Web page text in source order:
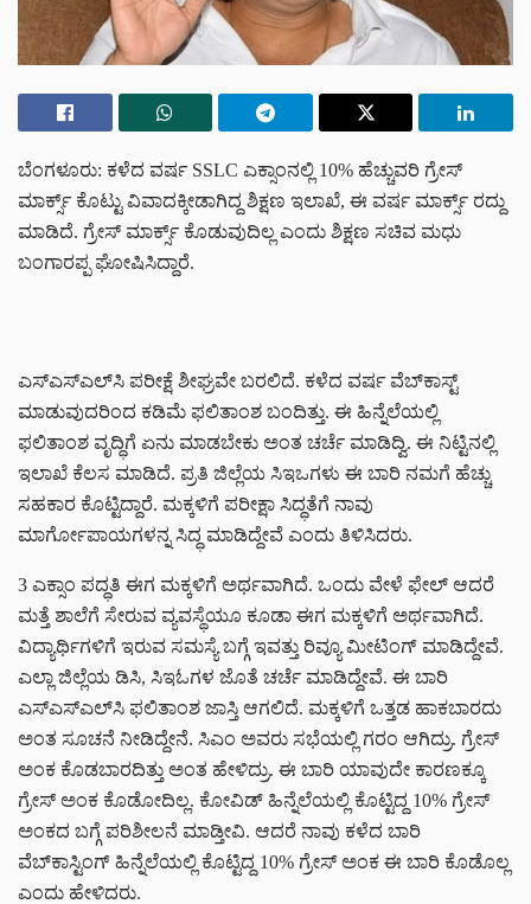
ಬೆಂಗಳೂರು: ಕಳೆದ ವರ್ಷ SSLC ಎಕ್ಸಾಂನಲ್ಲಿ 10% ಹೆಚ್ಚುವರಿ ಗ್ರೇಸ್
ಮಾರ್ಕ್ಸ್ ಕೊಟ್ಟು ವಿವಾದಕ್ಕೀಡಾಗಿದ್ದ ಶಿಕ್ಷಣ ಇಲಾಖೆ, ಈ ವರ್ಷ ಮಾರ್ಕ್ಸ್ ರದ್ದು
ಮಾಡಿದೆ. ಗ್ರೇಸ್ ಮಾರ್ಕ್ಸ್ ಕೊಡುವುದಿಲ್ಲ ಎಂದು ಶಿಕ್ಷಣ ಸಚಿವ ಮಧು
ಬಂಗಾರಪ್ಪ ಘೋಷಿಸಿದ್ದಾರೆ.
ಎಸ್‌ಎಸ್‌ಎಲ್‌ಸಿ ಪರೀಕ್ಷೆ ಶೀಘ್ರವೇ ಬರಲಿದೆ. ಕಳೆದ ವರ್ಷ ವೆಬ್‌ಕಾಸ್ಟ್
ಮಾಡುವುದರಿಂದ ಕಡಿಮೆ ಫಲಿತಾಂಶ ಬಂದಿತ್ತು. ಈ ಹಿನ್ನೆಲೆಯಲ್ಲಿ
ಫಲಿತಾಂಶ ವೃದ್ಧಿಗೆ ಏನು ಮಾಡಬೇಕು ಅಂತ ಚರ್ಚೆ ಮಾಡಿದ್ವಿ. ಈ ನಿಟ್ಟಿನಲ್ಲಿ
ಇಲಾಖೆ ಕೆಲಸ ಮಾಡಿದೆ. ಪ್ರತಿ ಜಿಲ್ಲೆಯ ಸಿಇಒಗಳು ಈ ಬಾರಿ ನಮಗೆ ಹೆಚ್ಚು
ಸಹಕಾರ ಕೊಟ್ಟಿದ್ದಾರೆ. ಮಕ್ಕಳಿಗೆ ಪರೀಕ್ಷಾ ಸಿದ್ಧತೆಗೆ ನಾವು
ಮಾರ್ಗೋಪಾಯಗಳನ್ನ ಸಿದ್ಧ ಮಾಡಿದ್ದೇವೆ ಎಂದು ತಿಳಿಸಿದರು.
3 ಎಕ್ಸಾಂ ಪದ್ಧತಿ ಈಗ ಮಕ್ಕಳಿಗೆ ಅರ್ಥವಾಗಿದೆ. ಒಂದು ವೇಳೆ ಫೇಲ್ ಆದರೆ
ಮತ್ತೆ ಶಾಲೆಗೆ ಸೇರುವ ವ್ಯವಸ್ಥೆಯೂ ಕೂಡಾ ಈಗ ಮಕ್ಕಳಿಗೆ ಅರ್ಥವಾಗಿದೆ.
ವಿದ್ಯಾರ್ಥಿಗಳಿಗೆ ಇರುವ ಸಮಸ್ಯೆ ಬಗ್ಗೆ ಇವತ್ತು ರಿವ್ಯೂ ಮೀಟಿಂಗ್ ಮಾಡಿದ್ದೇವೆ.
ಎಲ್ಲಾ ಜಿಲ್ಲೆಯ ಡಿಸಿ, ಸಿಇಓಗಳ ಜೊತೆ ಚರ್ಚೆ ಮಾಡಿದ್ದೇವೆ. ಈ ಬಾರಿ
ಎಸ್‌ಎಸ್‌ಎಲ್‌ಸಿ ಫಲಿತಾಂಶ ಜಾಸ್ತಿ ಆಗಲಿದೆ. ಮಕ್ಕಳಿಗೆ ಒತ್ತಡ ಹಾಕಬಾರದು
ಅಂತ ಸೂಚನೆ ನೀಡಿದ್ದೇನೆ. ಸಿಎಂ ಅವರು ಸಭೆಯಲ್ಲಿ ಗರಂ ಆಗಿದ್ರು. ಗ್ರೇಸ್
ಅಂಕ ಕೊಡಬಾರದಿತ್ತು ಅಂತ ಹೇಳಿದ್ರು. ಈ ಬಾರಿ ಯಾವುದೇ ಕಾರಣಕ್ಕೂ
ಗ್ರೇಸ್ ಅಂಕ ಕೊಡೋದಿಲ್ಲ. ಕೋವಿಡ್ ಹಿನ್ನೆಲೆಯಲ್ಲಿ ಕೊಟ್ಟಿದ್ದ 10% ಗ್ರೇಸ್
ಅಂಕದ ಬಗ್ಗೆ ಪರಿಶೀಲನೆ ಮಾಡ್ತೀವಿ. ಆದರೆ ನಾವು ಕಳೆದ ಬಾರಿ
ವೆಬ್‌ಕಾಸ್ಟಿಂಗ್ ಹಿನ್ನೆಲೆಯಲ್ಲಿ ಕೊಟ್ಟಿದ್ದ 10% ಗ್ರೇಸ್ ಅಂಕ ಈ ಬಾರಿ ಕೊಡೊಲ್ಲ
ಎಂದು ಹೇಳಿದರು.